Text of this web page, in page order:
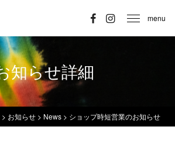
menu
知らせ詳細
> お知らせ > News > ショップ時短営業のお知らせ